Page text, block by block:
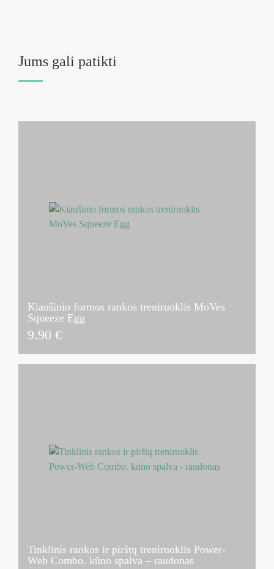
Jums gali patikti
Kiaušinio formos rankos treniruoklis MoVes
Squeeze Egg
9.90 €
Tinklinis rankos ir pirštų treniruoklis Power-
Web Combo. kūno spalva – raudonas